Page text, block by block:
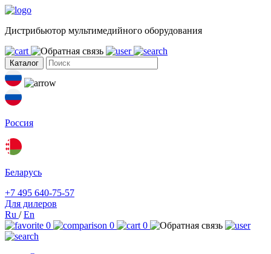
Дистрибьютор мультимедийного оборудования
Каталог
Россия
Беларусь
+7 495 640-75-57
Для дилеров
Ru /En
0
0 0